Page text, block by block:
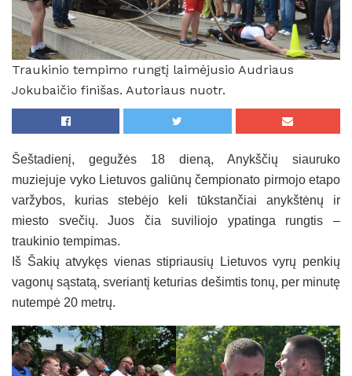
Traukinio tempimo rungtį laimėjusio Audriaus
Jokubaičio finišas. Autoriaus nuotr.
Šeštadienį, gegužės 18 dieną, Anykščių siauruko
muziejuje vyko Lietuvos galiūnų čempionato pirmojo etapo
varžybos, kurias stebėjo keli tūkstančiai anykštėnų ir
miesto svečių. Juos čia suviliojo ypatinga rungtis –
traukinio tempimas.
Iš Šakių atvykęs vienas stipriausių Lietuvos vyrų penkių
vagonų sąstatą, sveriantį keturias dešimtis tonų, per minutę
nutempė 20 metrų.